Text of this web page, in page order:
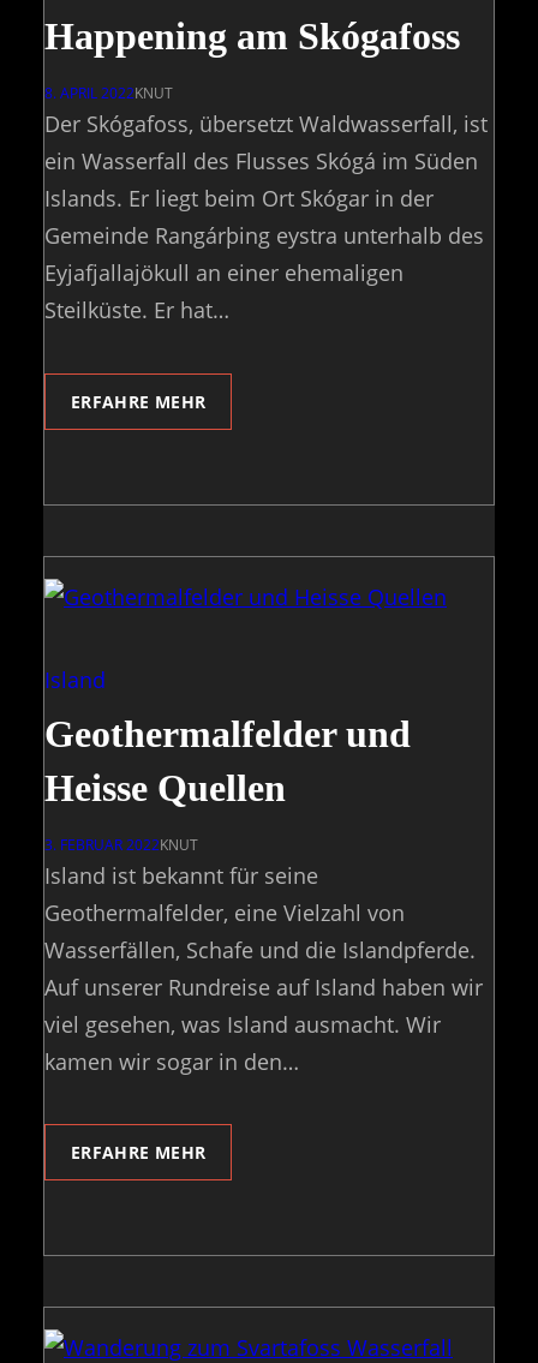
Happening am Skógafoss
8. APRIL 2022KNUT
Der Skógafoss, übersetzt Waldwasserfall, ist
ein Wasserfall des Flusses Skógá im Süden
Islands. Er liegt beim Ort Skógar in der
Gemeinde Rangárþing eystra unterhalb des
Eyjafjallajökull an einer ehemaligen
Steilküste. Er hat…
ERFAHRE MEHR
Island
Geothermalfelder und
Heisse Quellen
3. FEBRUAR 2022KNUT
Island ist bekannt für seine
Geothermalfelder, eine Vielzahl von
Wasserfällen, Schafe und die Islandpferde.
Auf unserer Rundreise auf Island haben wir
viel gesehen, was Island ausmacht. Wir
kamen wir sogar in den…
ERFAHRE MEHR